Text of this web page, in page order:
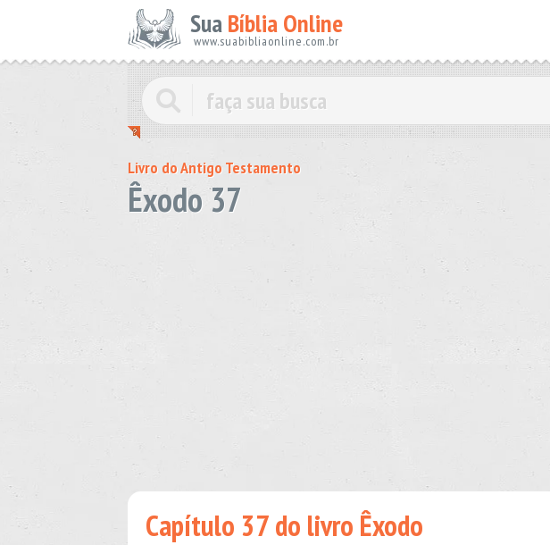
SuaBíblia Online
www.suabibliaonline.com.br
Livro do Antigo Testamento
Êxodo 37
Capítulo 37 do livro Êxodo